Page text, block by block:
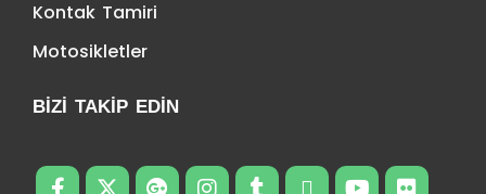
Kontak Tamiri
Motosikletler
BIZI TAKIP EDIN